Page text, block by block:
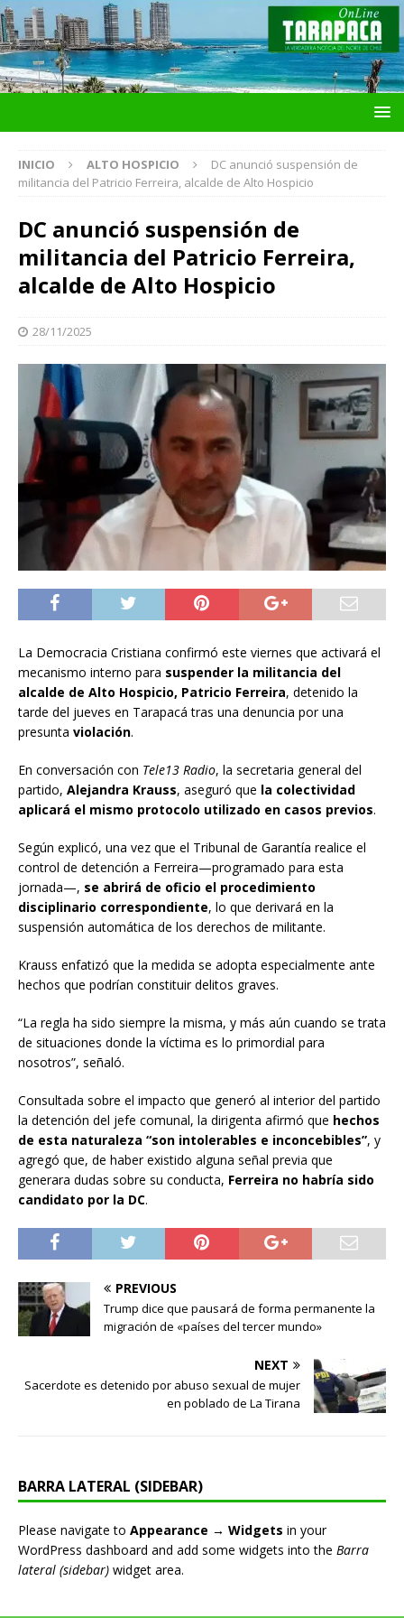
INICIO ALTO HOSPICIO
DC anunció suspensión de
militancia del Patricio Ferreira, alcalde de Alto Hospicio
DC anunció suspensión de
militancia del Patricio Ferreira,
alcalde de Alto Hospicio
28/11/2025
La Democracia Cristiana confirmó este viernes que activará el
mecanismo interno para suspender la militancia del
alcalde de Alto Hospicio, Patricio Ferreira, detenido la
tarde del jueves en Tarapacá tras una denuncia por una
presunta violación.
En conversación con Tele13 Radio, la secretaria general del
partido, Alejandra Krauss, aseguró que la colectividad
aplicará el mismo protocolo utilizado en casos previos.
Según explicó, una vez que el Tribunal de Garantía realice el
control de detención a Ferreira—programado para esta
jornada—, se abrirá de oficio el procedimiento
disciplinario correspondiente, lo que derivará en la
suspensión automática de los derechos de militante.
Krauss enfatizó que la medida se adopta especialmente ante
hechos que podrían constituir delitos graves.
“La regla ha sido siempre la misma, y más aún cuando se trata
de situaciones donde la víctima es lo primordial para
nosotros”, señaló.
Consultada sobre el impacto que generó al interior del partido
la detención del jefe comunal, la dirigenta afirmó que hechos
de esta naturaleza “son intolerables e inconcebibles”, y
agregó que, de haber existido alguna señal previa que
generara dudas sobre su conducta, Ferreira no habría sido
candidato por la DC.
PREVIOUS
Trump dice que pausará de forma permanente la
migración de «países del tercer mundo»
NEXT
Sacerdote es detenido por abuso sexual de mujer
en poblado de La Tirana
BARRA LATERAL (SIDEBAR)
Please navigate to Appearance → Widgets in your
WordPress dashboard and add some widgets into the Barra
lateral (sidebar) widget area.